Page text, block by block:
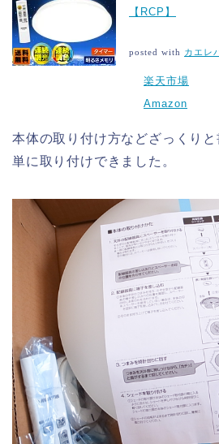
【RCP】
posted with カエレ
楽天市場
Amazon
本体の取り付け方などざっくり
単に取り付けできました。